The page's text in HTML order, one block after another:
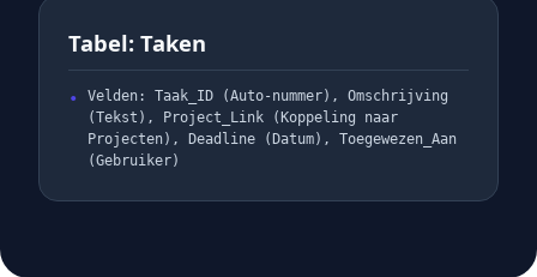
Tabel: Taken
Velden: Taak_ID (Auto-nummer), Omschrijving
(Tekst), Project_Link (Koppeling naar
Projecten), Deadline (Datum), Toegewezen_Aan
(Gebruiker)